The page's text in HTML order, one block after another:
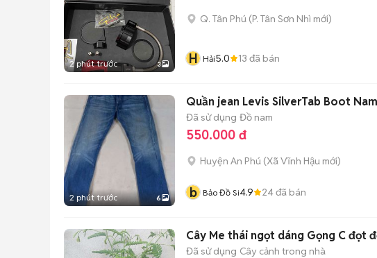
2 phút trước 3
Q. Tân Phú (P. Tân Sơn Nhì mới)
H Hải5.0 13 đã bán
2 phút trước 6
Quần jean Levis SilverTab Boot
Đã sử dụng Đồ nam
550.000 đ
Huyện An Phú (Xã Vĩnh Hậu mới)
b Bảo Đồ Si4.9 24đã bán
Cây Me thái ngọt dáng Gọng C đọt
Đã sử dụng Cây cảnh trong nhà